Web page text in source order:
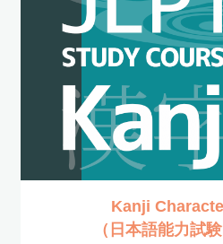
Kanji
（日本語能力試